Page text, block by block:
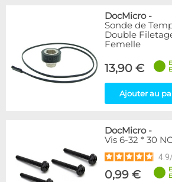
DocMicro-
Sonde de
Double
Femelle
13,90 €
Ajouter au
DocMicro-
Vis 6-32 * 30
4.9/
0,99 €